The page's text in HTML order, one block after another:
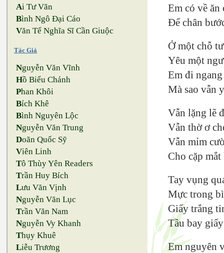
Ai Tư Vãn
Bình Ngô Đại Cáo
Văn Tế Nghĩa Sĩ Cần Giuộc
Tác Giả
Nguyễn Văn Vĩnh
Hồ Biểu Chánh
Phan Khôi
Bích Khê
Bình Nguyên Lộc
Nguyễn Văn Trung
Doãn Quốc Sỹ
Viên Linh
Tô Thùy Yên Readers
Trần Huy Bích
Lưu Văn Vịnh
Nguyễn Văn Lục
Trần Văn Nam
Nguyễn Vy Khanh
Thụy Khuê
Liễu Trương
Em có về
Để chân
Ở một chỗ
Yêu một
Em đi
Mà sao vẫn
Vẫn lặng lẽ
Vẫn thờ ơ
Vẫn mỉm
Cho cặp
Tay vụng
Mực trong
Giấy trắng
Tầu bay
Em nguyên